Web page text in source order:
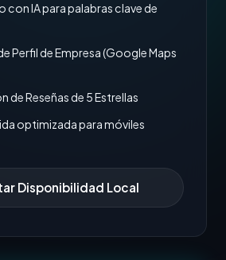
con IA para palabras clave de
Perfil de Empresa (Google Maps
de Reseñas de 5 Estrellas
optimizada para móviles
Disponibilidad Local